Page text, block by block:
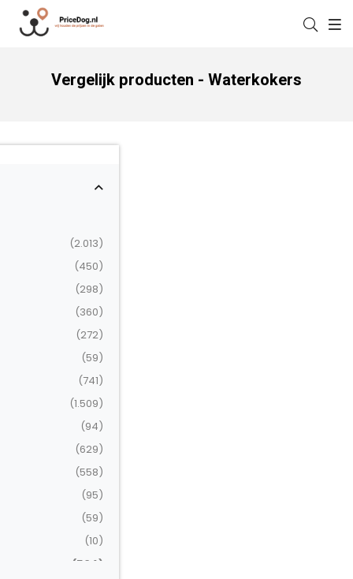
Vergelijk producten - Waterkokers
(2.013)
(450)
(298)
(360)
(272)
(59)
(741)
(1.509)
(94)
(629)
(558)
(95)
(59)
(10)
(504)